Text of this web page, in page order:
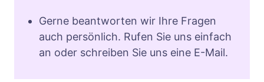
Gerne beantworten wir Ihre Fragen
auch persönlich. Rufen Sie uns einfach
an oder schreiben Sie uns eine E-Mail.